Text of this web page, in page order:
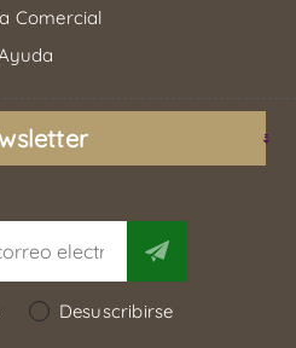
Comercial
Desuscribirse